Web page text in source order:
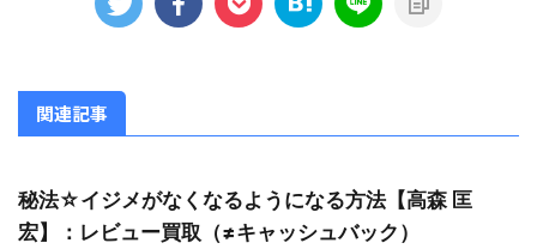
関連記事
秘法☆イジメがなくなるようになる方法【高森 匡
宏】：レビュー買取（≠キャッシュバック）